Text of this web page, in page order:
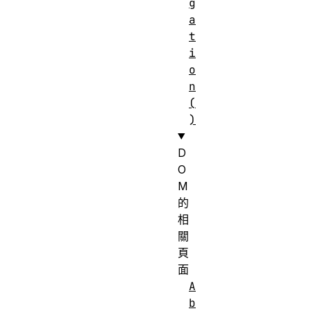
a
t
i
o
n
(
)
D
O
M
的
相
關
頁
面
A
b